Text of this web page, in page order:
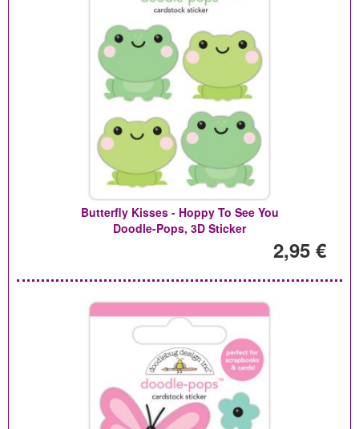
Butterfly Kisses - Hoppy To See You
Doodle-Pops, 3D Sticker
2,95 €